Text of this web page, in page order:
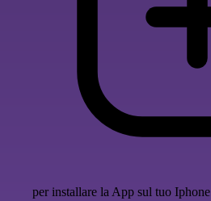
per installare la App sul tuo